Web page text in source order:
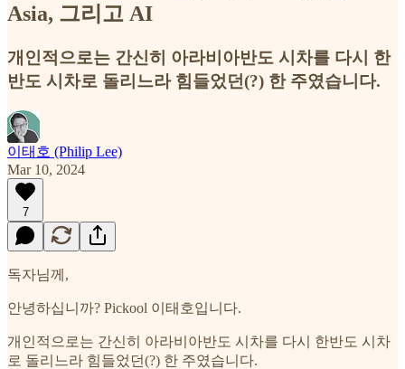
Asia, 그리고 AI
개인적으로는 간신히 아라비아반도 시차를 다시 한
반도 시차로 돌리느라 힘들었던(?) 한 주였습니다.
이태호 (Philip Lee)
Mar 10, 2024
7
독자님께,
안녕하십니까? Pickool 이태호입니다.
개인적으로는 간신히 아라비아반도 시차를 다시 한반도 시차
로 돌리느라 힘들었던(?) 한 주였습니다.